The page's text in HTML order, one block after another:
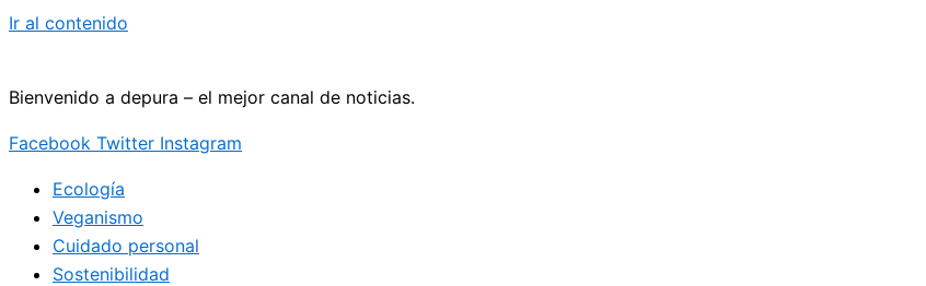
Ir al contenido
Bienvenido a depura – el mejor canal de noticias.
Facebook Twitter Instagram
Ecología
Veganismo
Cuidado personal
Sostenibilidad